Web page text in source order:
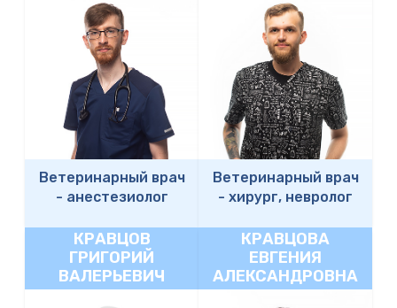
Ветеринарный врач
- анестезиолог
Ветеринарный врач
- хирург, невролог
КРАВЦОВ
ГРИГОРИЙ
ВАЛЕРЬЕВИЧ
КРАВЦОВА
ЕВГЕНИЯ
АЛЕКСАНДРОВНА